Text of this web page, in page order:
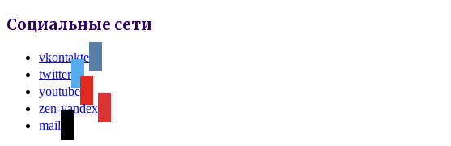
Социальные сети
vkontakte
twitter
youtube
zen-yandex
mail